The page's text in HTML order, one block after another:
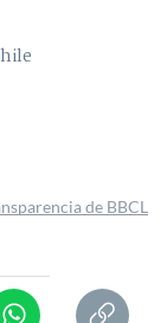
de BBCL